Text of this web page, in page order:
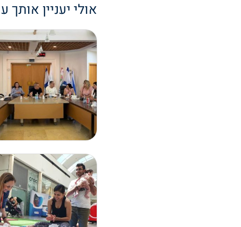
אולי יעניין אותך